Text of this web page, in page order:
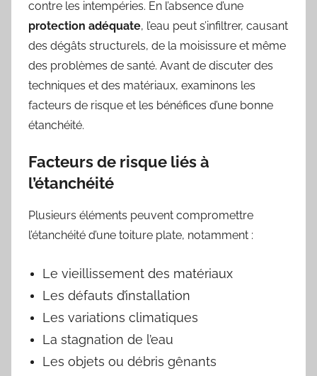
contre les intempéries. En l’absence d’une
protection adéquate, l’eau peut s’infiltrer, causant
des dégâts structurels, de la moisissure et même
des problèmes de santé. Avant de discuter des
techniques et des matériaux, examinons les
facteurs de risque et les bénéfices d’une bonne
étanchéité.
Facteurs de risque liés à
l’étanchéité
Plusieurs éléments peuvent compromettre
l’étanchéité d’une toiture plate, notamment :
Le vieillissement des matériaux
Les défauts d’installation
Les variations climatiques
La stagnation de l’eau
Les objets ou débris gênants